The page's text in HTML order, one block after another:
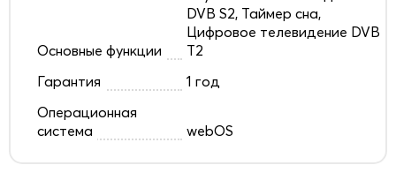
Основные функции
DVB S2, Таймер сна,
Цифровое телевидение DVB
T2
Гарантия
1 год
Операционная
система
webOS